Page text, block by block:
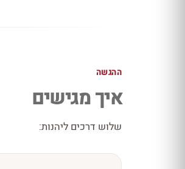
ההגשה
איך מגישים
שלוש דרכים ליהנות: